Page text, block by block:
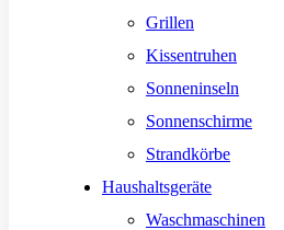
Grillen
Kissentruhen
Sonneninseln
Sonnenschirme
Strandkörbe
Haushaltsgeräte
Waschmaschinen